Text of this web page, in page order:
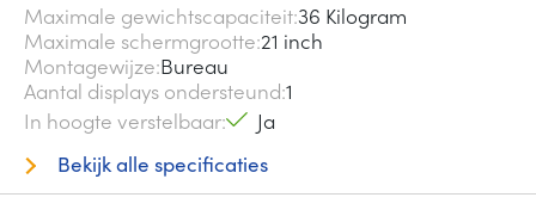
Maximale gewichtscapaciteit36 Kilogram
Maximale schermgrootte 21 inch
Montagewijze Bureau
Aantal displays ondersteund 1
In hoogte verstelbaar
Ja
Bekijk alle specificaties